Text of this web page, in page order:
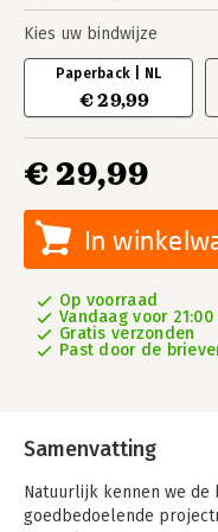
Kies uw bindwijze
Paperback | NL
€ 29,99
€ 29,99
In
Op voorraad
Vandaag voor
Gratis verzonden
Past door de
Samenvatting
Natuurlijk kennen we de
goedbedoelende